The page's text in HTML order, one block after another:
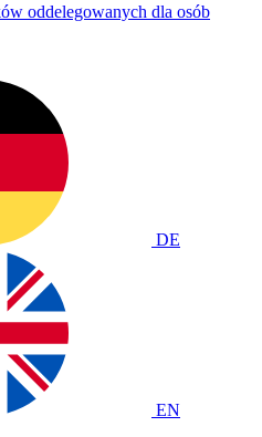
oddelegowanych dla osób
DE
EN